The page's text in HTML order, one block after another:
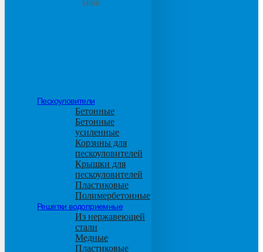
М600
Пескоуловители
Бетонные
Бетонные
усиленные
Корзины для
пескоуловителей
Крышки для
пескоуловителей
Пластиковые
Полимербетонные
Решетки водоприемные
Из нержавеющей
стали
Медные
Пластиковые